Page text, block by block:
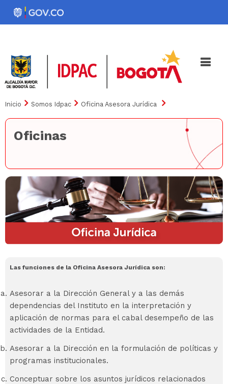
Pasar
Noticias Iniciativas
Inicio Somos Idpac Oficina Asesora Jurídica
Oficinas
Las funciones de la Oficina Asesora Jurídica son:
Asesorar a la Dirección General y a las demás
dependencias del Instituto en la interpretación y
aplicación de normas para el cabal desempeño de las
actividades de la Entidad.
Asesorar a la Dirección en la formulación de políticas y
programas institucionales.
Conceptuar sobre los asuntos jurídicos relacionados